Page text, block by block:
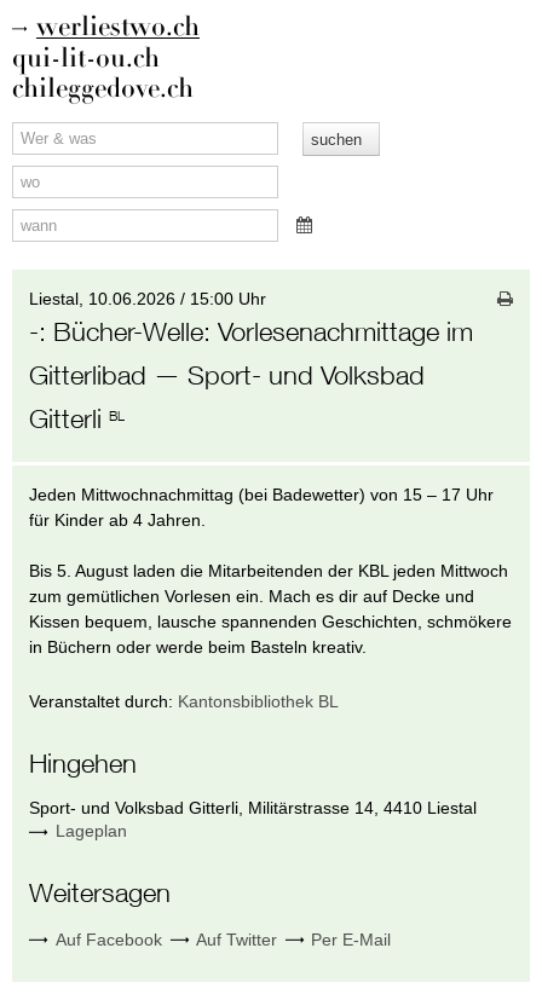
werliestwo.ch
qui-lit-ou.ch
chileggedove.ch
Liestal, 10.06.2026 / 15:00 Uhr
-: Bücher-Welle: Vorlesenachmittage im
Gitterlibad — Sport- und Volksbad
GitterliBL
Jeden Mittwochnachmittag (bei Badewetter) von 15 – 17 Uhr
für Kinder ab 4 Jahren.
Bis 5. August laden die Mitarbeitenden der KBL jeden Mittwoch
zum gemütlichen Vorlesen ein. Mach es dir auf Decke und
Kissen bequem, lausche spannenden Geschichten, schmökere
in Büchern oder werde beim Basteln kreativ.
Veranstaltet durch: Kantonsbibliothek BL
Hingehen
Sport- und Volksbad Gitterli, Militärstrasse 14,4410 Liestal
Lageplan
Weitersagen
Auf Facebook Auf Twitter Per E-Mail